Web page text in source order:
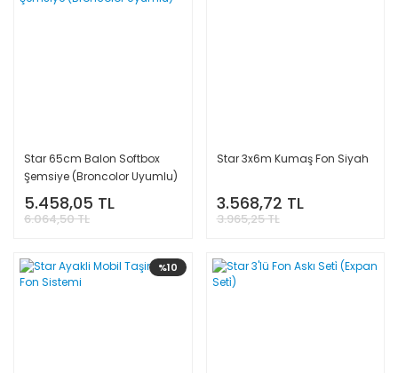
Star 65cm Balon Softbox
Şemsiye (Broncolor Uyumlu)
5.458,05 TL
6.064,50 TL
Star 3x6m Kumaş Fon Siyah
3.568,72 TL
3.965,25 TL
%10